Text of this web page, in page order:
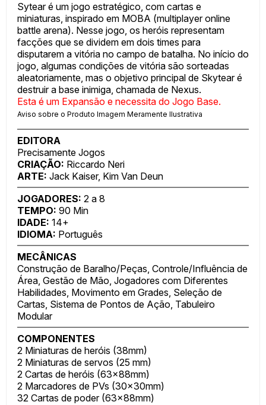
Sytear é um jogo estratégico, com cartas e
miniaturas, inspirado em MOBA (multiplayer online
battle arena). Nesse jogo, os heróis representam
facções que se dividem em dois times para
disputarem a vitória no campo de batalha. No início do
jogo, algumas condições de vitória são sorteadas
aleatoriamente, mas o objetivo principal de Skytear é
destruir a base inimiga, chamada de Nexus.
Esta é um Expansão e necessita do Jogo Base.
Aviso sobre o Produto Imagem Meramente Ilustrativa
EDITORA
Precisamente Jogos
CRIAÇÃO: Riccardo Neri
ARTE: Jack Kaiser, Kim Van Deun
JOGADORES: 2 a 8
TEMPO: 90 Min
IDADE: 14+
IDIOMA: Português
MECÂNICAS
Construção de Baralho/Peças, Controle/Influência de
Área, Gestão de Mão, Jogadores com Diferentes
Habilidades, Movimento em Grades, Seleção de
Cartas, Sistema de Pontos de Ação, Tabuleiro
Modular
COMPONENTES
2 Miniaturas de heróis (38mm)
2 Miniaturas de servos (25 mm)
2 Cartas de heróis (63x88mm)
2 Marcadores de PVs (30x30mm)
32 Cartas de poder (63x88mm)